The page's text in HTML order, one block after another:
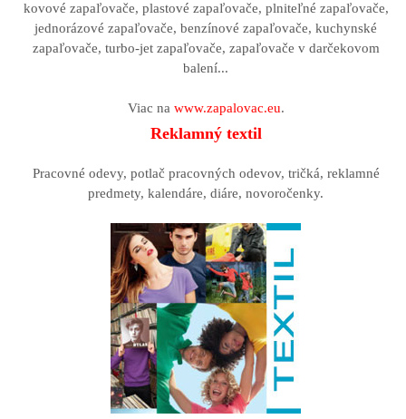
kovové zapaľovače, plastové zapaľovače, plniteľné zapaľovače,
jednorázové zapaľovače, benzínové zapaľovače, kuchynské
zapaľovače, turbo-jet zapaľovače, zapaľovače v darčekovom
balení...
Viac na www.zapalovac.eu.
Reklamný textil
Pracovné odevy, potlač pracovných odevov, tričká, reklamné
predmety, kalendáre, diáre, novoročenky.